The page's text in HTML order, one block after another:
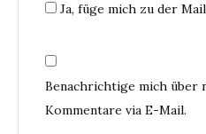
Ja, füge mich zu der
Benachrichtige mich über
Kommentare via E-Mail.